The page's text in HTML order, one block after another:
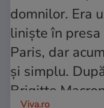
Viva.ro